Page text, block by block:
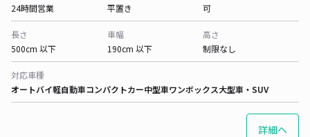
24時間営業
平置き
可
長さ
500cm 以下
車幅
190cm 以下
高さ
制限なし
対応車種
オートバイ軽自動車コンパクトカー中型車ワンボックス大型車・SUV
詳細へ